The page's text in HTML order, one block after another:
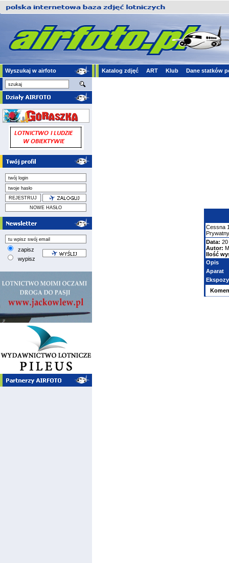
Wyszukaj w airfoto Katalog zdjęć ART Klub Dane statków
zapisz
wypisz
Cessna
Data: 20
Autor:
Ilość
Opis
Aparat